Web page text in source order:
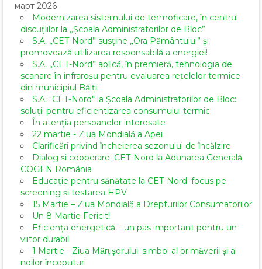
март 2026
Modernizarea sistemului de termoficare, în centrul
discuțiilor la „Școala Administratorilor de Bloc”
S.A. „CET-Nord” susține „Ora Pământului” și
promovează utilizarea responsabilă a energiei!
S.A. „CET-Nord” aplică, în premieră, tehnologia de
scanare în infraroșu pentru evaluarea rețelelor termice
din municipiul Bălți
S.A. "CET-Nord" la Școala Administratorilor de Bloc:
soluții pentru eficientizarea consumului termic
În atenția persoanelor interesate
22 martie - Ziua Mondială a Apei
Clarificări privind încheierea sezonului de încălzire
Dialog și cooperare: CET-Nord la Adunarea Generală
COGEN România
Educație pentru sănătate la CET-Nord: focus pe
screening și testarea HPV
15 Martie – Ziua Mondială a Drepturilor Consumatorilor
Un 8 Martie Fericit!
Eficiența energetică – un pas important pentru un
viitor durabil
1 Martie - Ziua Mărțișorului: simbol al primăverii și al
noilor începuturi